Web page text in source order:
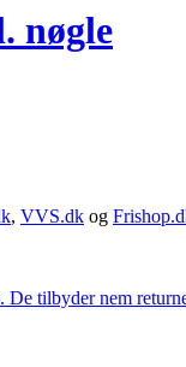
nøgle
, VVS.dk og
tilbyder nem